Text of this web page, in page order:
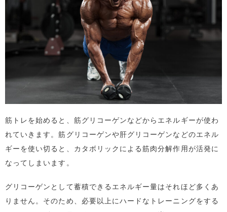
筋トレを始めると、筋グリコーゲンなどからエネルギーが使わ
れていきます。筋グリコーゲンや肝グリコーゲンなどのエネル
ギーを使い切ると、カタボリックによる筋肉分解作用が活発に
なってしまいます。
グリコーゲンとして蓄積できるエネルギー量はそれほど多くあ
りません。そのため、必要以上にハードなトレーニングをする